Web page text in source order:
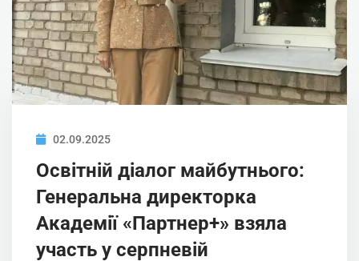
02.09.2025
Освітній діалог майбутнього:
Генеральна директорка
Академії «Партнер+» взяла
участь у серпневій